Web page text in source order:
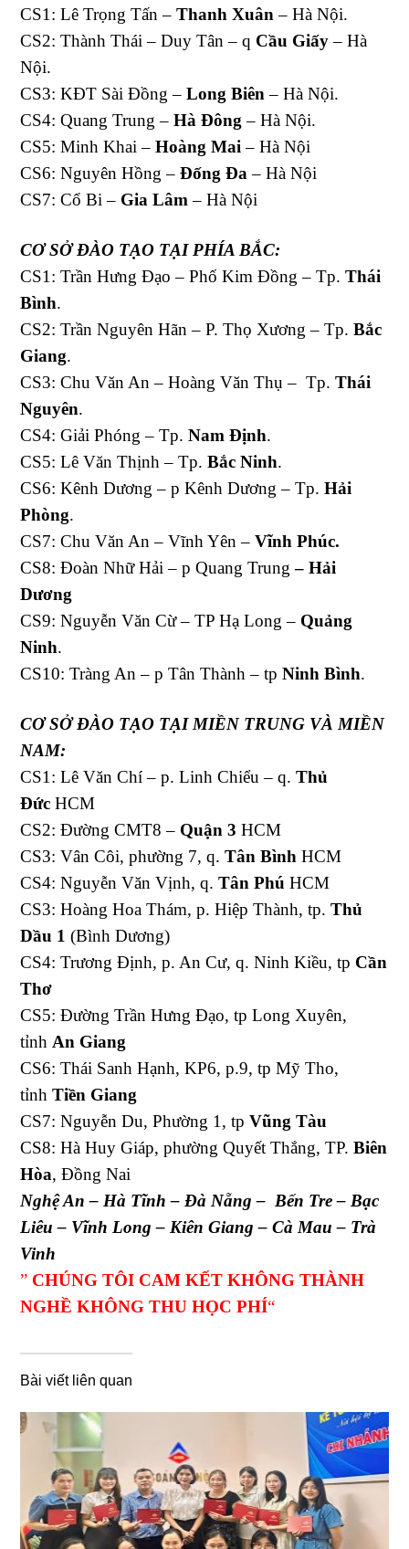
CS1: Lê Trọng Tấn –Thanh Xuân – Hà Nội.
CS2: Thành Thái – Duy Tân – q Cầu Giấy– Hà
Nội.
CS3: KĐT Sài Đồng –Long Biên – Hà Nội.
CS4: Quang Trung –Hà Đông – Hà Nội.
CS5: Minh Khai –Hoàng Mai – Hà Nội
CS6: Nguyên Hồng –Đống Đa – Hà Nội
CS7: Cổ Bi – Gia Lâm – Hà Nội
CƠ SỞ ĐÀO TẠO TẠI PHÍA BẮC:
CS1: Trần Hưng Đạo – Phố Kim Đồng – Tp.Thái
Bình.
CS2: Trần Nguyên Hãn – P. Thọ Xương – Tp.Bắc
Giang.
CS3: Chu Văn An – Hoàng Văn Thụ – Tp.Thái
Nguyên.
CS4: Giải Phóng – Tp.Nam Định.
CS5: Lê Văn Thịnh – Tp.Bắc Ninh.
CS6: Kênh Dương – p Kênh Dương – Tp.Hải
Phòng.
CS7: Chu Văn An – Vĩnh Yên –Vĩnh Phúc.
CS8: Đoàn Nhữ Hải – p Quang Trung – Hải
Dương
CS9: Nguyễn Văn Cừ – TP Hạ Long – Quảng
Ninh.
CS10: Tràng An – p Tân Thành – tpNinh Bình.
CƠ SỞ ĐÀO TẠO TẠI MIỀN TRUNG VÀ MIỀN
NAM:
CS1: Lê Văn Chí – p. Linh Chiểu – q.Thủ
Đức HCM
CS2: Đường CMT8 – Quận 3 HCM
CS3: Vân Côi, phường 7, q.Tân Bình HCM
CS4: Nguyễn Văn Vịnh, q.Tân Phú HCM
CS3: Hoàng Hoa Thám, p. Hiệp Thành, tp.Thủ
Dầu 1 (Bình Dương)
CS4: Trương Định, p. An Cư, q. Ninh Kiều, tp Cần
Thơ
CS5: Đường Trần Hưng Đạo, tp Long Xuyên,
tỉnh An Giang
CS6: Thái Sanh Hạnh, KP6, p.9, tp Mỹ Tho,
tỉnhTiền Giang
CS7: Nguyễn Du, Phường 1, tpVũng Tàu
CS8: Hà Huy Giáp, phường Quyết Thắng, TP.Biên
Hòa, Đồng Nai
Nghệ An – Hà Tĩnh – Đà Nẵng – Bến Tre – Bạc
Liêu – Vĩnh Long – Kiên Giang – Cà Mau – Trà
Vinh
” CHÚNG TÔI CAM KẾT KHÔNG THÀNH
NGHỀ KHÔNG THU HỌC PHÍ“
Bài viết liên quan